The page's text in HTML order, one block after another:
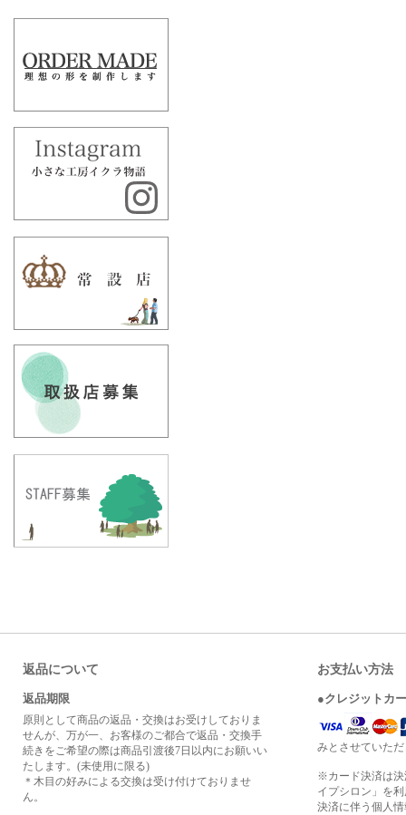
返品について
返品期限
原則として商品の返品・交換はお受けしておりま
せんが、万が一、お客様のご都合で返品・交換手
続きをご希望の際は商品引渡後7日以内にお願いい
たします。(未使用に限る)
＊木目の好みによる交換は受け付けておりませ
ん。
お支払い方法
●クレジットカ
みとさせていた
※カード決済は決
イプシロン」を
決済に伴う個人